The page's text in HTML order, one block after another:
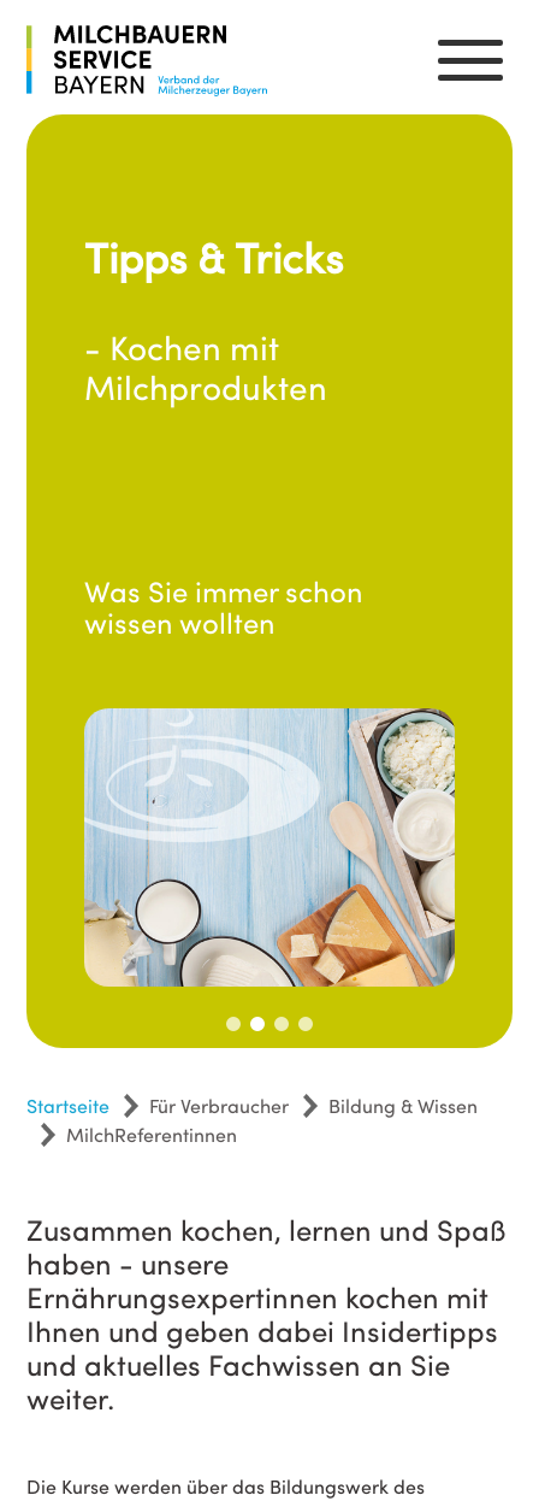
Lassen Sie sich
inspirieren.
- Neue Rezepte kennenlernen
- Hintergrundwissen und
Warenkunde
Startseite Für Verbraucher
Bildung & Wissen
MilchReferentinnen
Zusammen kochen, lernen und Spaß
haben - unsere
Ernährungsexpertinnen kochen mit
Ihnen und geben dabei Insidertipps
und aktuelles Fachwissen an Sie
weiter.
Die Kurse werden über das Bildungswerk des